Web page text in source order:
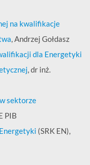
na kwalifikacje
, Andrzej Gołdasz
dla Energetyki
, dr inż.
sektorze
PIB
(SRK EN),